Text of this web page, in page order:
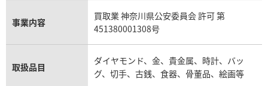
事業内容
買取業 神奈川県公安委員会 許可 第
451380001308号
取扱品目
ダイヤモンド、金、貴金属、時計、バッ
グ、切手、古銭、食器、骨董品、絵画等